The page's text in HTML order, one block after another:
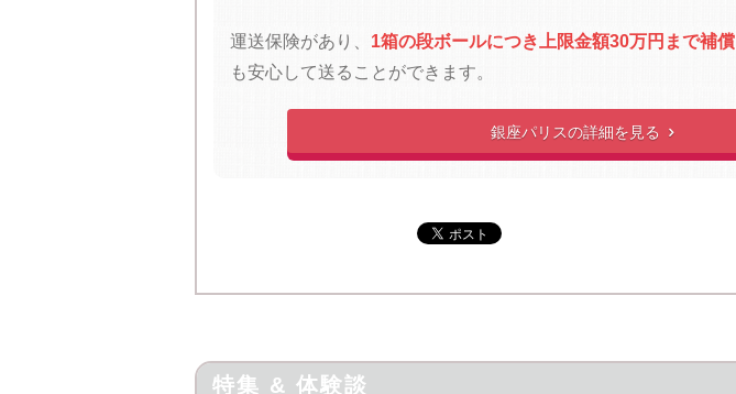
運送保険があり、 1箱の段ボールにつき上限金額30万円まで補償
も安心して送ることができます。
銀座パリスの詳細を見る 
特集 & 体験談